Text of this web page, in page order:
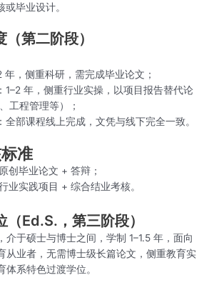
毕业设计。
第二阶段）
年，侧重科研，需完成毕业论文；
1–2 年，侧重行业实操，以项目报告替代论
工程管理等）；
全部课程线上完成，文凭与线下完全一致。
准
创毕业论文 + 答辩；
业实践项目 + 综合结业考核。
Ed.S.，第三阶段）
介于硕士与博士之间，学制 1–1.5 年，面向
从业者，无需博士级长篇论文，侧重教育实
系特色过渡学位。